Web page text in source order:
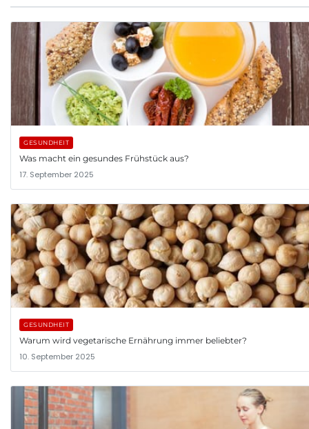
GESUNDHEIT
Was macht ein gesundes Frühstück aus?
17. September 2025
GESUNDHEIT
Warum wird vegetarische Ernährung immer beliebter?
10. September 2025